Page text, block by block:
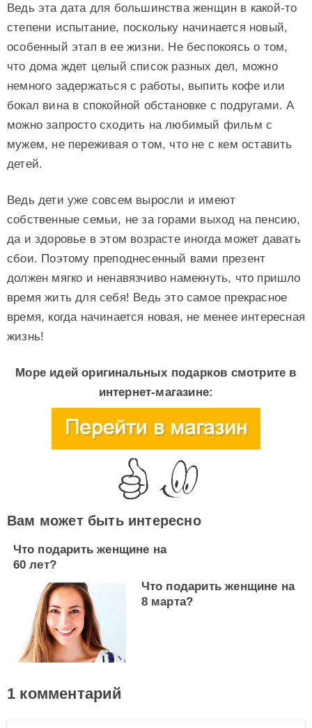
Ведь эта дата для большинства женщин в какой-то
степени испытание, поскольку начинается новый,
особенный этап в ее жизни. Не беспокоясь о том,
что дома ждет целый список разных дел, можно
немного задержаться с работы, выпить кофе или
бокал вина в спокойной обстановке с подругами. А
можно запросто сходить на любимый фильм с
мужем, не переживая о том, что не с кем оставить
детей.
Ведь дети уже совсем выросли и имеют
собственные семьи, не за горами выход на пенсию,
да и здоровье в этом возрасте иногда может давать
сбои. Поэтому преподнесенный вами презент
должен мягко и ненавязчиво намекнуть, что пришло
время жить для себя! Ведь это самое прекрасное
время, когда начинается новая, не менее интересная
жизнь!
Море идей оригинальных подарков смотрите в
интернет-магазине:
Вам может быть интересно
Что подарить женщине на
60 лет?
Что подарить женщине на
8 марта?
1 комментарий